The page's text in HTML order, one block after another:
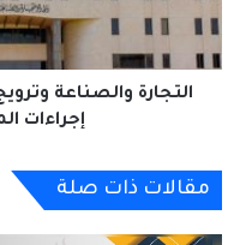
تنظيم
إجراءات
المستفيد
الحقيقيالتجارة والصناعة
إجراءات
مقالات ذات صلة